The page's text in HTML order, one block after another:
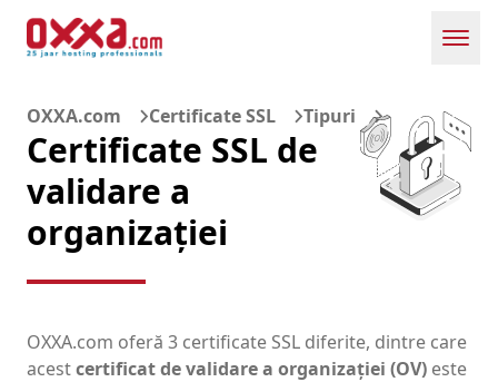
OXXA.com Certificate SSL Tipuri
Certificate SSL de
validare a
organizației
OXXA.com oferă 3 certificate SSL diferite, dintre care
acestcertificat de validare a organizației (OV) este